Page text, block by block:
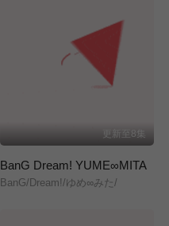
更新至8集
BanG Dream! YUME∞MITA
BanG/Dream!/ゆめ∞みた/